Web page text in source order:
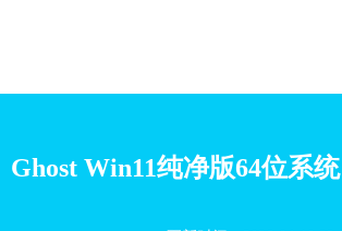
Ghost Win11纯净版64位系